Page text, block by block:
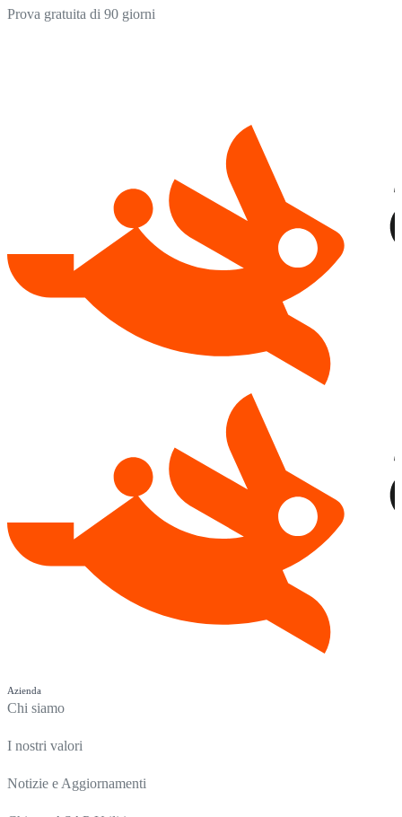
Prova gratuita di 90 giorni
Azienda
Chi siamo
I nostri valori
Notizie e Aggiornamenti